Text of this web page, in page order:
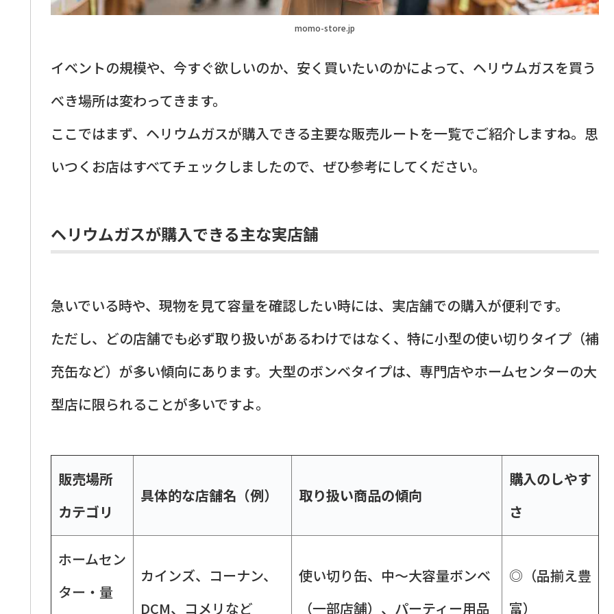
momo-store.jp
イベントの規模や、今すぐ欲しいのか、安く買いたいのかによって、ヘリウムガスを買う
べき場所は変わってきます。
ここではまず、ヘリウムガスが購入できる主要な販売ルートを一覧でご紹介しますね。思
いつくお店はすべてチェックしましたので、ぜひ参考にしてください。
ヘリウムガスが購入できる主な実店舗
急いでいる時や、現物を見て容量を確認したい時には、実店舗での購入が便利です。
ただし、どの店舗でも必ず取り扱いがあるわけではなく、特に小型の使い切りタイプ（補
充缶など）が多い傾向にあります。大型のボンベタイプは、専門店やホームセンターの大
型店に限られることが多いですよ。
販売場所
カテゴリ
具体的な店舗名（例） 取り扱い商品の傾向
購入のしやす
さ
ホームセン
ター・量
カインズ、コーナン、
DCM、コメリなど
使い切り缶、中〜大容量ボンベ
（一部店舗）、パーティー用品
◎（品揃え豊
富）